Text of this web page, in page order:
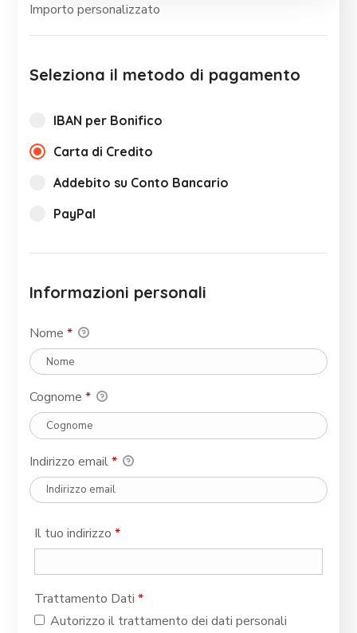
Importo personalizzato
Seleziona il metodo di pagamento
IBAN per Bonifico
Carta di Credito
Addebito su Conto Bancario
PayPal
Informazioni personali
Nome*
Cognome*
Indirizzo email*
Il tuo indirizzo *
Trattamento Dati *
Autorizzo il trattamento dei dati personali